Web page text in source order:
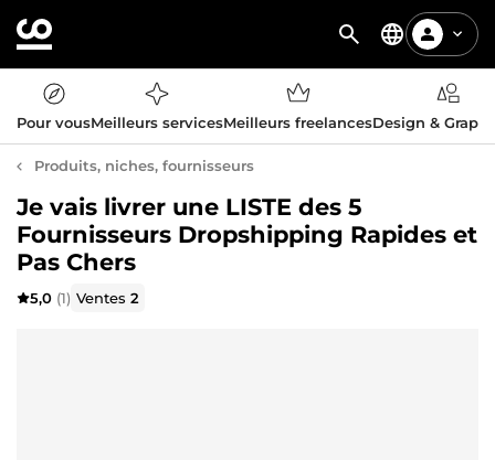
Pour vousMeilleurs servicesMeilleurs freelancesDesign &
Produits, niches, fournisseurs
Je vais livrer une LISTE des 5
Fournisseurs Dropshipping Rapides et
Pas Chers
5,0 (1) Ventes2